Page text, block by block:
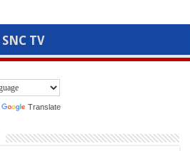
SNC TV
Translate